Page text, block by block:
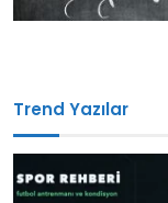
Trend Yazılar